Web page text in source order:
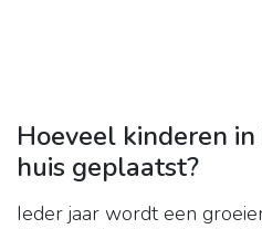
Hoeveel kinderen
huis geplaatst?
Ieder jaar wordt een